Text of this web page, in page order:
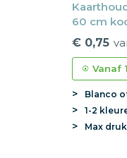
60 cm
€ 0,75
Vanaf
Blanco
1-2
Max